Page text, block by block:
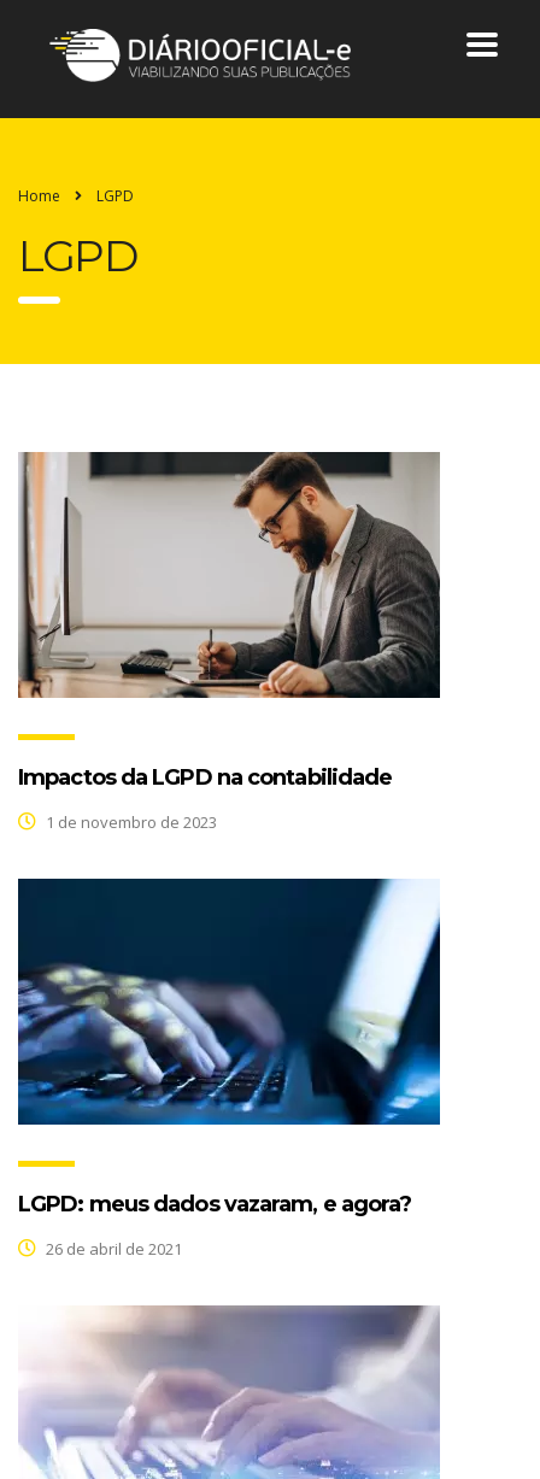
Home LGPD
LGPD
Impactos da LGPD na contabilidade
1 de novembro de 2023
LGPD: meus dados vazaram, e agora?
26 de abril de 2021